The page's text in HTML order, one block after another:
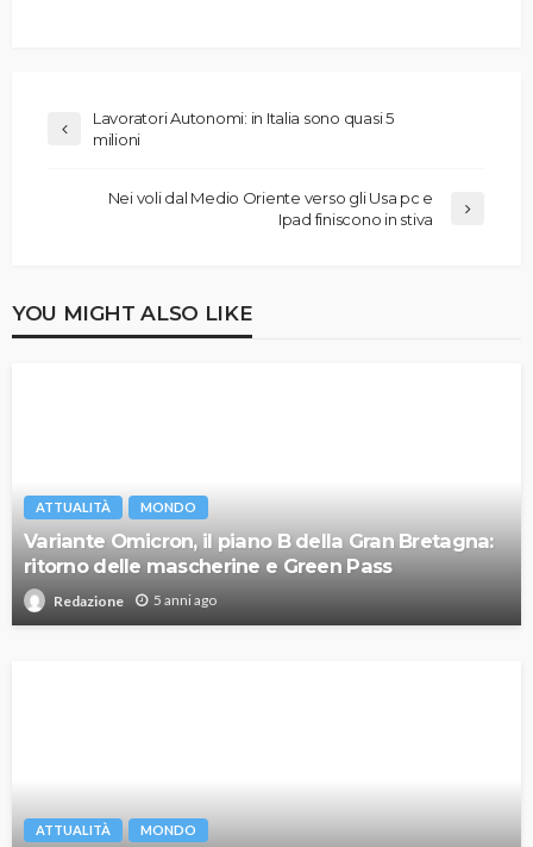
Lavoratori Autonomi: in Italia sono quasi 5
milioni
Nei voli dal Medio Oriente verso gli Usa pc e
Ipad finiscono in stiva
YOU MIGHT ALSO LIKE
ATTUALITÀ MONDO
Variante Omicron, il piano B della Gran Bretagna:
ritorno delle mascherine e Green Pass
Redazione 5 anni ago
ATTUALITÀ MONDO